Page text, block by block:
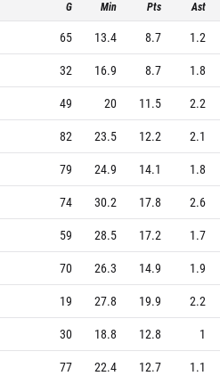
G Min Pts Ast
65 13.4 8.7
1.2
32 16.9 8.7
1.8
49 20 11.5
2.2
82 23.5 12.2
2.1
79 24.9 14.1
1.8
74 30.2 17.8
2.6
59 28.5 17.2
1.7
70 26.3 14.9
1.9
19 27.8 19.9
2.2
30 18.8 12.8
1
77 22.4 12.7
1.1